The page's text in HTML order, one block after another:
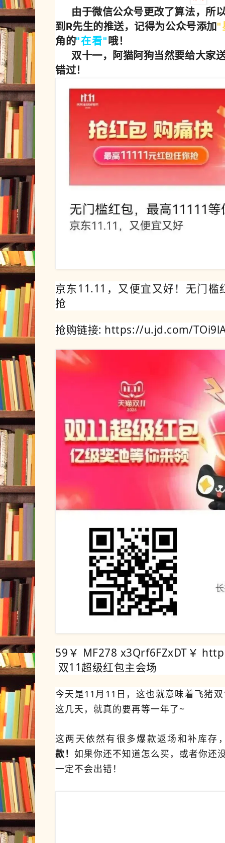
由于微信公众号更改了算法，所
到R先生的推送，记得为公众号添加"
角的"在看"哦！
双十一，阿猫阿狗当然要给大家
错过！
京东11.11，又便宜又好！ 无门槛
抢
抢购链接: https://u.jd.com/
59￥ MF278 x3Qrf6FZxDT￥
双11超级红包主会场
今天是11月11日，这也就意味着飞猪
这几天，就真的要再等一年了~
这两天依然有很多爆款返场和补库存
款！ 如果你还不知道怎么买，或者你还
一定不会出错！